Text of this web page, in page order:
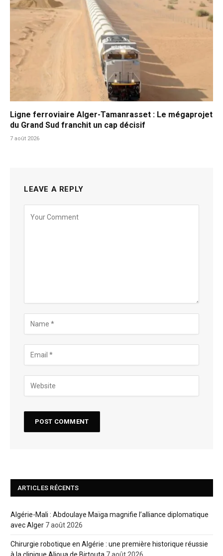
Ligne ferroviaire Alger-Tamanrasset : Le mégaprojet
du Grand Sud franchit un cap décisif
7 août 2026
LEAVE A REPLY
ARTICLES RÉCENTS
Algérie-Mali : Abdoulaye Maïga magnifie l’alliance diplomatique
avec Alger 7 août 2026
Chirurgie robotique en Algérie : une première historique réussie